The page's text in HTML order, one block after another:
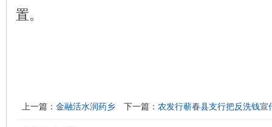
置。
上一篇： 金融活水润药乡 下一篇： 农发行蕲春县支行把反洗钱宣